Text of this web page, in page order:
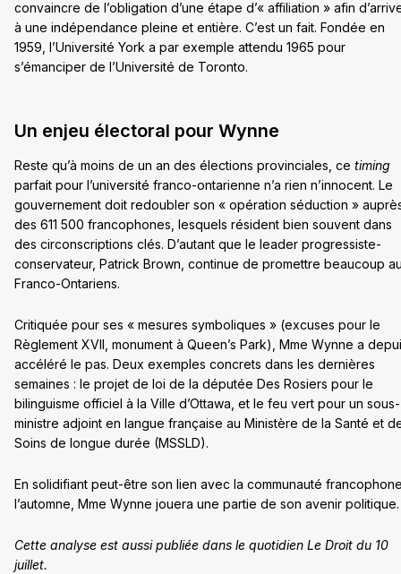
convaincre de l’obligation d’une étape d’« affiliation » afin
à une indépendance pleine et entière. C’est un fait. Fondée en
1959, l’Université York a par exemple attendu 1965 pour
s’émanciper de l’Université de Toronto.
Un enjeu électoral pour Wynne
Reste qu’à moins de un an des élections provinciales, ce timing
parfait pour l’université franco-ontarienne n’a rien n’innocent. Le
gouvernement doit redoubler son « opération séduction »
des 611 500 francophones, lesquels résident bien souvent dans
des circonscriptions clés. D’autant que le leader progressiste-
conservateur, Patrick Brown, continue de promettre beaucoup
Franco-Ontariens.
Critiquée pour ses « mesures symboliques » (excuses pour le
Règlement XVII, monument à Queen’s Park), Mme Wynne a
accéléré le pas. Deux exemples concrets dans les dernières
semaines : le projet de loi de la députée Des Rosiers pour le
bilinguisme officiel à la Ville d’Ottawa, et le feu vert pour un sous-
ministre adjoint en langue française au Ministère de la Santé et
Soins de longue durée (MSSLD).
En solidifiant peut-être son lien avec la communauté
l’automne, Mme Wynne jouera une partie de son avenir politique.
Cette analyse est aussi publiée dans le quotidien Le Droit du 10
juillet.